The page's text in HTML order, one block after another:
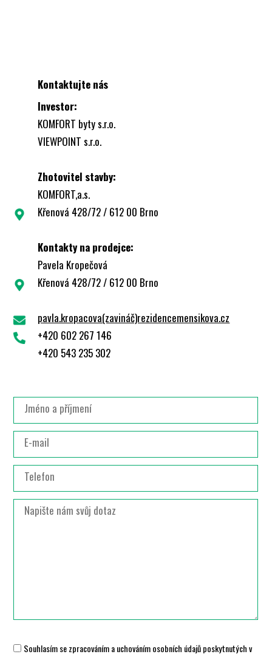
Kontaktujte nás
Investor:
KOMFORT byty s.r.o.
VIEWPOINT s.r.o.
Zhotovitel stavby:
KOMFORT,a.s.
Křenová 428/72 / 612 00 Brno
Kontakty na prodejce:
Pavela Kropečová
Křenová 428/72 / 612 00 Brno
pavla.kropacova(zavináč)rezidencemensikova.cz
+420 602 267 146
+420 543 235 302
Souhlasím se zpracováním a uchováním osobních údajů poskytnutých v